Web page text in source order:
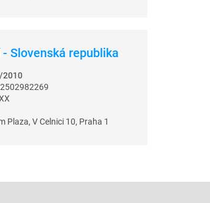
Slovenská republika
2010
Plaza, V Celnici 10, Praha 1